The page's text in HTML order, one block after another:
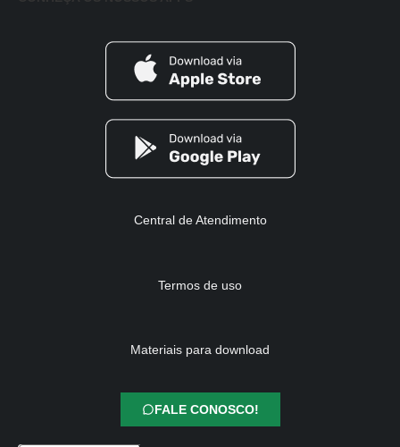
Central de Atendimento
Termos de uso
Materiais para download
FALE CONOSCO!